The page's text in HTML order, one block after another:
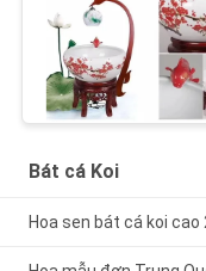
Bát cá Koi
Hoa sen bát cá koi cao